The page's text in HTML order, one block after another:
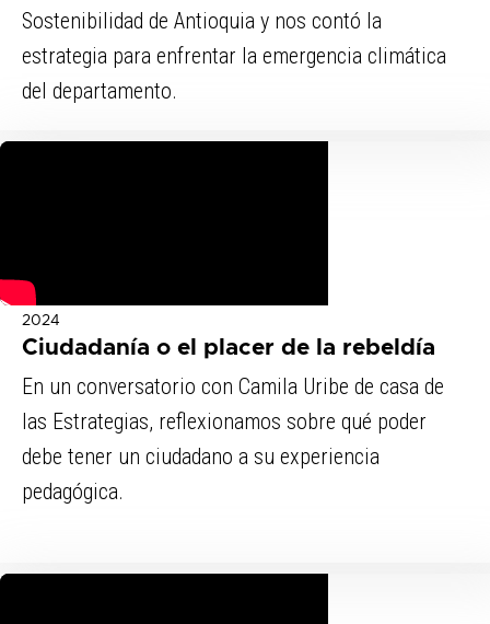
Sostenibilidad de Antioquia y nos contó la
estrategia para enfrentar la emergencia climática
del departamento.
2024
Ciudadanía o el placer de la rebeldía
En un conversatorio con Camila Uribe de casa de
las Estrategias, reflexionamos sobre qué poder
debe tener un ciudadano a su experiencia
pedagógica.